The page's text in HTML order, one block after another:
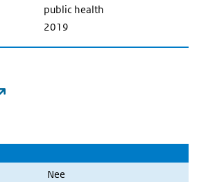
Nee
public health
2019